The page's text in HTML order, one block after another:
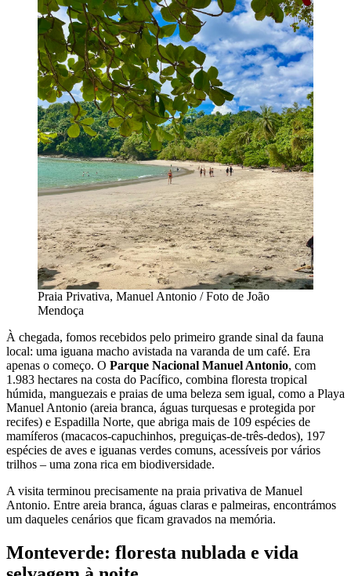
Praia Privativa, Manuel Antonio / Foto de João
Mendoça
À chegada, fomos recebidos pelo primeiro grande sinal da fauna
local: uma iguana macho avistada na varanda de um café. Era
apenas o começo. O Parque Nacional Manuel Antonio, com
1.983 hectares na costa do Pacífico, combina floresta tropical
húmida, manguezais e praias de uma beleza sem igual, como a Playa
Manuel Antonio (areia branca, águas turquesas e protegida por
recifes) e Espadilla Norte, que abriga mais de 109 espécies de
mamíferos (macacos-capuchinhos, preguiças-de-três-dedos), 197
espécies de aves e iguanas verdes comuns, acessíveis por vários
trilhos – uma zona rica em biodiversidade.
A visita terminou precisamente na praia privativa de Manuel
Antonio. Entre areia branca, águas claras e palmeiras, encontrámos
um daqueles cenários que ficam gravados na memória.
Monteverde: floresta nublada e vida